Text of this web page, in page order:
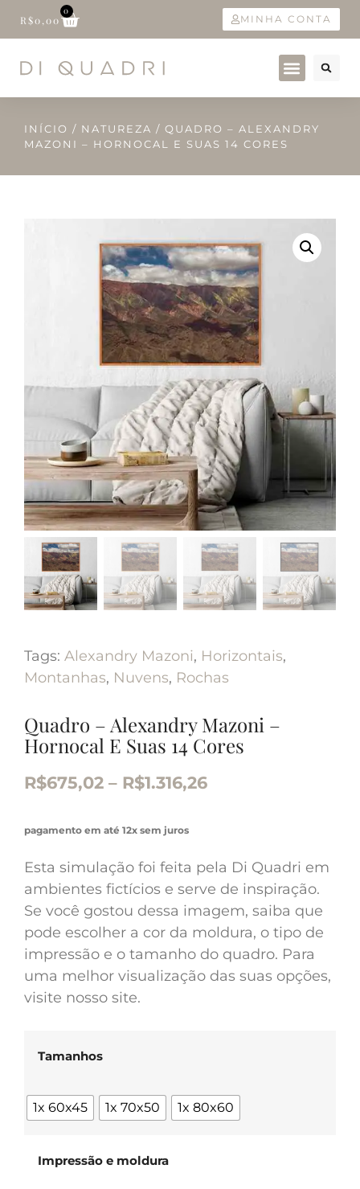
R$0,00
0
MINHA CONTA
INÍCIO / NATUREZA / QUADRO – ALEXANDRY
MAZONI – HORNOCAL E SUAS 14 CORES
Tags: Alexandry Mazoni, Horizontais,
Montanhas, Nuvens, Rochas
Quadro – Alexandry Mazoni –
Hornocal E Suas 14 Cores
R$675,02 – R$1.316,26
pagamento em até 12x sem juros
Esta simulação foi feita pela Di Quadri em
ambientes fictícios e serve de inspiração.
Se você gostou dessa imagem, saiba que
pode escolher a cor da moldura, o tipo de
impressão e o tamanho do quadro. Para
uma melhor visualização das suas opções,
visite nosso site.
Tamanhos
1x 60x45 1x 70x50 1x 80x60
Impressão e moldura